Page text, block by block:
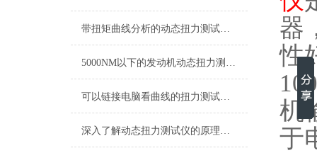
带扭矩曲线分析的动态扭力测试仪 实时传输动态扭力检测仪厂家
5000NM以下的发动机动态扭力测试仪 发动机扭力转速功率测量仪带数据记录
可以链接电脑看曲线的扭力测试仪,可以直观的看数据的测电机扭力测试仪
深入了解动态扭力测试仪的原理与应用
器
性
机
于